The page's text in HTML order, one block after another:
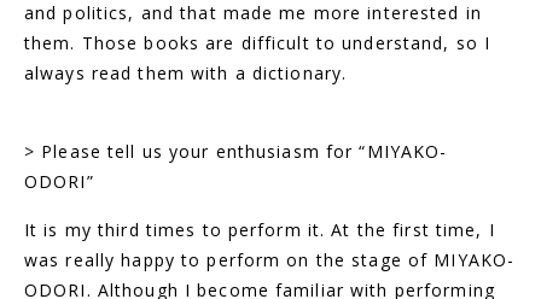
and politics, and that made me more interested in
them. Those books are difficult to understand, so I
always read them with a dictionary.
> Please tell us your enthusiasm for “MIYAKO-
ODORI”
It is my third times to perform it. At the first time, I
was really happy to perform on the stage of MIYAKO-
ODORI. Although I become familiar with performing